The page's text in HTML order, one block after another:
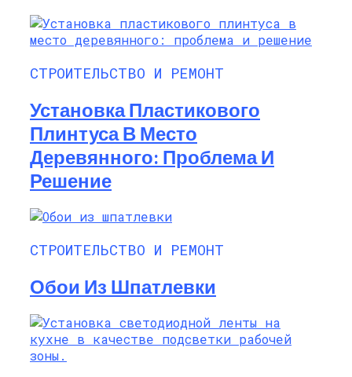
СТРОИТЕЛЬСТВО И РЕМОНТ
Установка Пластикового
Плинтуса В Место
Деревянного: Проблема И
Решение
СТРОИТЕЛЬСТВО И РЕМОНТ
Обои Из Шпатлевки